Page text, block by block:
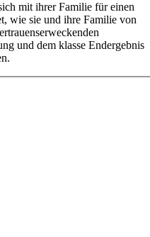
mit ihrer Familie für einen
wie sie und ihre Familie von
und dem klasse Endergebnis